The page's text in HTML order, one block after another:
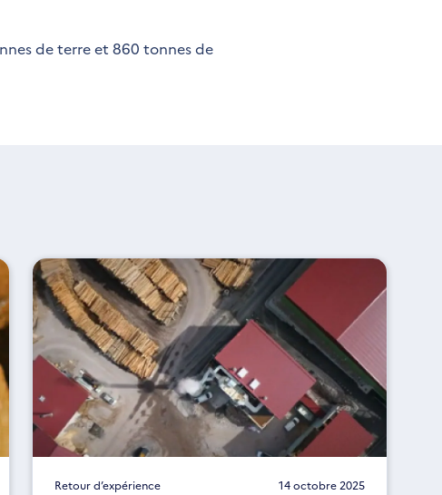
de terre et 860 tonnes de
Retour d’expérience 14 octobre 2025